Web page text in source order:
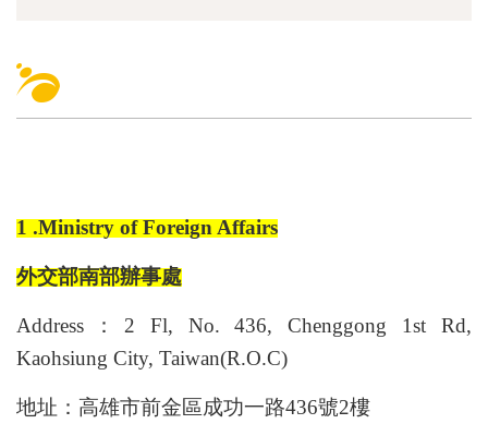
1 .Ministry of Foreign Affairs
外交部南部辦事處
Address：2 Fl, No. 436, Chenggong 1st Rd,
Kaohsiung City, Taiwan(R.O.C)
地址：高雄市前金區成功一路436號2樓